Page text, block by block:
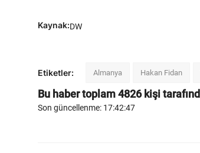
Kaynak:DW
Etiketler: Almanya Hakan Fidan
Bu haber toplam4826kişi
Son güncellenme: 17:42:47